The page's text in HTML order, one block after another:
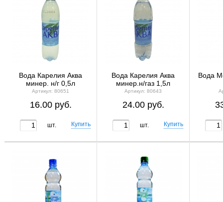
Вода Карелия Аква
минер. н/г 0,5л
Артикул: 80651
16.00 руб.
шт.
Вода Карелия Аква
минер.н/газ 1,5л
Артикул: 80643
24.00 руб.
шт.
Вода